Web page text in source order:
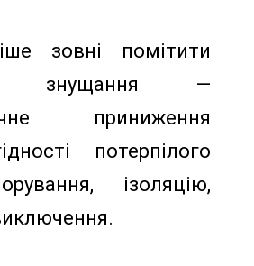
зовні помітити
знущання —
приниження
потерпілого
ізоляцію,